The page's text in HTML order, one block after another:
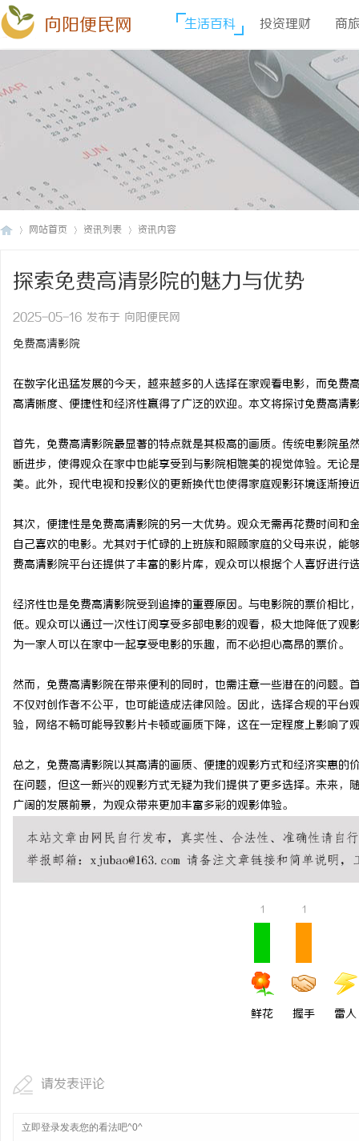
向阳便民网 生活百科 投资理财 商
网站首页 资讯列表 资讯内容
探索免费高清影院的魅力与优势
2025-05-16 发布于 向阳便民网
免费高清影院
在数字化迅猛发展的今天，越来越多的人选择在家观看电影，而免
高清晰度、便捷性和经济性赢得了广泛的欢迎。本文将探讨免费高
首先，免费高清影院最显著的特点就是其极高的画质。传统电影院
断进步，使得观众在家中也能享受到与影院相媲美的视觉体验。无
美。此外，现代电视和投影仪的更新换代也使得家庭观影环境逐渐接
其次，便捷性是免费高清影院的另一大优势。观众无需再花费时间
自己喜欢的电影。尤其对于忙碌的上班族和照顾家庭的父母来说，
费高清影院平台还提供了丰富的影片库，观众可以根据个人喜好进行
经济性也是免费高清影院受到追捧的重要原因。与电影院的票价相
低。观众可以通过一次性订阅享受多部电影的观看，极大地降低了
为一家人可以在家中一起享受电影的乐趣，而不必担心高昂的票价。
然而，免费高清影院在带来便利的同时，也需注意一些潜在的问题
不仅对创作者不公平，也可能造成法律风险。因此，选择合规的平
验，网络不畅可能导致影片卡顿或画质下降，这在一定程度上影响了
总之，免费高清影院以其高清的画质、便捷的观影方式和经济实惠
在问题，但这一新兴的观影方式无疑为我们提供了更多选择。未来
广阔的发展前景，为观众带来更加丰富多彩的观影体验。
1
鲜花
1
握手 雷人
请发表评论
多渠道支付 捷化